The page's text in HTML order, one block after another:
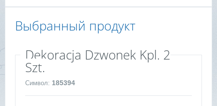
Выбранный продукт
Dekoracja Dzwonek Kpl. 2
Szt.
Символ: 185394